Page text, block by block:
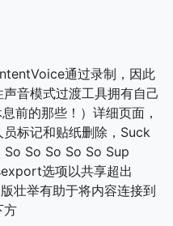
通过录制，因此
音模式过渡工具拥有自己
前的那些！）详细页面，
标记和贴纸删除，Suck
So So So So Sup
选项以共享超出
壮举有助于将内容连接到
方